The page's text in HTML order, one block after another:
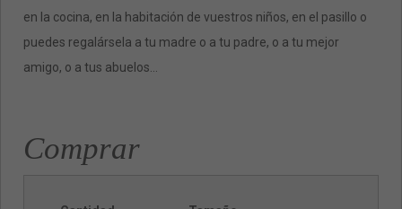
en la cocina, en la habitación de vuestros niños, en el pasillo o
puedes regalársela a tu madre o a tu padre, o a tu mejor
amigo, o a tus abuelos…
Comprar